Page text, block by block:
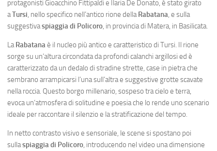
protagonisti Gioacchino Fittipaldi e Ilaria De Donato, è stato girato
aTursi, nello specifico nell’antico rione dellaRabatana, e sulla
suggestivaspiaggia di Policoro, in provincia di Matera, in Basilicata.
LaRabatanaè il nucleo più antico e caratteristico di Tursi. Il rione
sorge su un’altura circondata da profondi calanchi argillosi ed è
caratterizzato da un dedalo di stradine strette, case in pietra che
sembrano arrampicarsi l’una sull’altra e suggestive grotte scavate
nella roccia. Questo borgo millenario, sospeso tra cielo e terra,
evoca un’atmosfera di solitudine e poesia che lo rende uno scenario
ideale per raccontare il silenzio e la stratificazione del tempo.
In netto contrasto visivo e sensoriale, le scene si spostano poi
sullaspiaggia di Policoro, introducendo nel video una dimensione